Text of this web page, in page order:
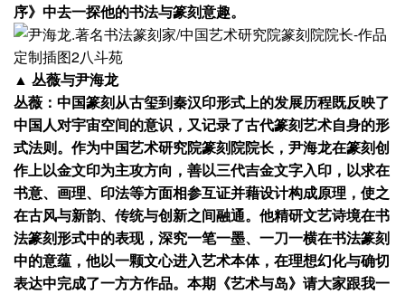
序》中去一探他的书法与篆刻意趣。
▲ 丛薇与尹海龙
丛薇：中国篆刻从古玺到秦汉印形式上的发展历程既反映了
中国人对宇宙空间的意识，又记录了古代篆刻艺术自身的形
式法则。作为中国艺术研究院篆刻院院长，尹海龙在篆刻创
作上以金文印为主攻方向，善以三代吉金文字入印，以求在
书意、画理、印法等方面相参互证并藉设计构成原理，使之
在古风与新韵、传统与创新之间融通。他精研文艺诗境在书
法篆刻形式中的表现，深究一笔一墨、一刀一横在书法篆刻
中的意蕴，他以一颗文心进入艺术本体，在理想幻化与确切
表达中完成了一方方作品。本期《艺术与岛》请大家跟我一